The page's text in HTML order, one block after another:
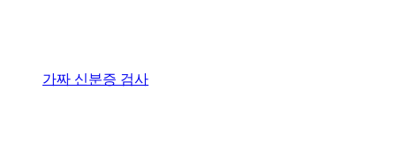
가짜 신분증 검사